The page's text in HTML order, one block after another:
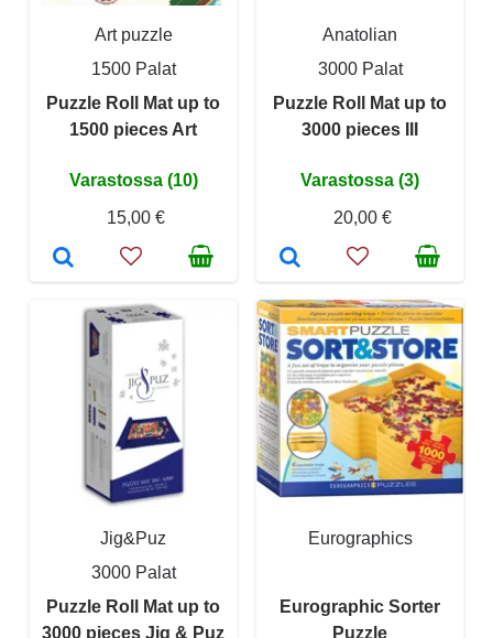
Art puzzle
1500 Palat
Puzzle Roll Mat up to
1500 pieces Art
Varastossa (10)
15,00 €
Anatolian
3000 Palat
Puzzle Roll Mat up to
3000 pieces III
Varastossa (3)
20,00 €
Jig&Puz
3000 Palat
Puzzle Roll Mat up to
3000 pieces Jig & Puz
Eurographics
Eurographic Sorter
Puzzle